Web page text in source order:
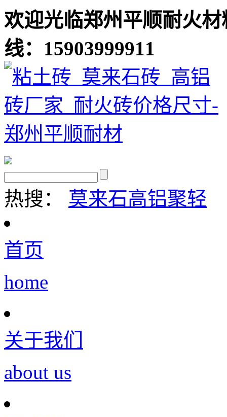
欢迎光临郑州平顺耐火
线：15903999911
热搜： 莫来石高铝聚轻
首页
home
关于我们
about us